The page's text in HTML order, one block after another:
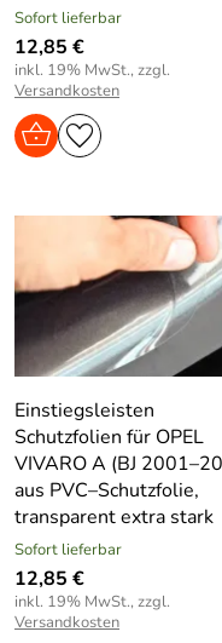
Sofort lieferbar
12,85 €
inkl. 19% MwSt., zzgl.
Versandkosten
Einstiegsleisten
Schutzfolien für OPEL
VIVARO A (BJ
aus PVC–Schutzfolie,
transparent extra stark
Sofort lieferbar
12,85 €
inkl. 19% MwSt., zzgl.
Versandkosten